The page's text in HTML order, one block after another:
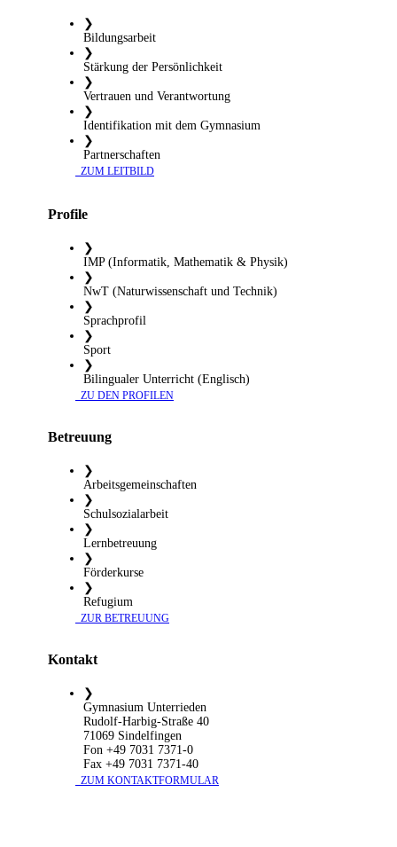
❯
Bildungsarbeit
❯
Stärkung der Persönlichkeit
❯
Vertrauen und Verantwortung
❯
Identifikation mit dem Gymnasium
❯
Partnerschaften
​ ZUM LEITBILD
Profile
❯
IMP (Informatik, Mathematik & Physik)
❯
NwT (Naturwissenschaft und Technik)
❯
Sprachprofil
❯
Sport
❯
Bilingualer Unterricht (Englisch)
​ ZU DEN PROFILEN
Betreuung
❯
Arbeitsgemeinschaften
❯
Schulsozialarbeit
❯
Lernbetreuung
❯
Förderkurse
❯
Refugium
​ ZUR BETREUUNG
Kontakt
❯
Gymnasium Unterrieden
Rudolf-Harbig-Straße 40
71069 Sindelfingen
Fon +49 7031 7371-0
Fax +49 7031 7371-40
​ ZUM KONTAKTFORMULAR